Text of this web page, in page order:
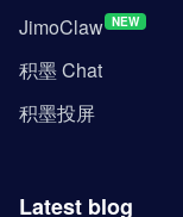
JimoClaw NEW
积墨 Chat
积墨投屏
Latest blog